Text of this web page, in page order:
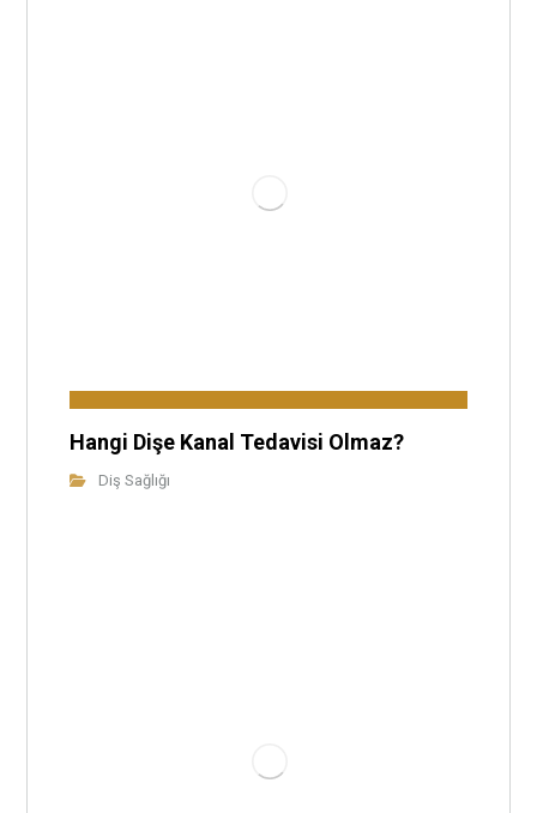
Hangi Dişe Kanal Tedavisi Olmaz?
Diş Sağlığı